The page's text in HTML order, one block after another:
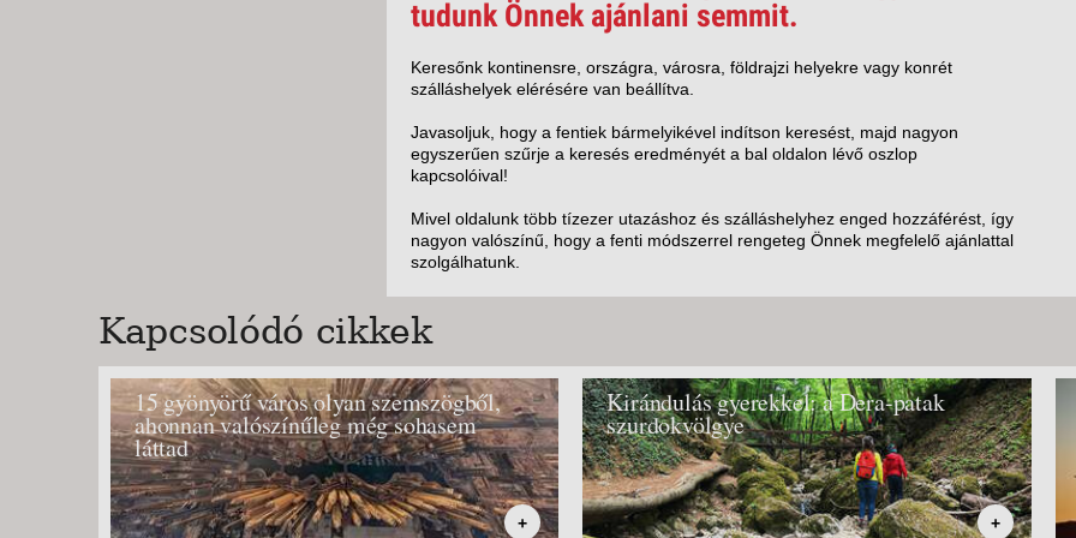
KÖZVETLEN
TENGERPARTI
SZÁLLODÁK
CSÚSZDÁVAL
BUDAVÁR TOURS
tudunk Önnek ajánlani semmit.
Keresőnk kontinensre, országra, városra, földrajzi helyekre vagy konrét
szálláshelyek elérésére van beállítva.
Javasoljuk, hogy a fentiek bármelyikével indítson keresést, majd nagyon
egyszerűen szűrje a keresés eredményét a bal oldalon lévő oszlop
kapcsolóival!
Mivel oldalunk több tízezer utazáshoz és szálláshelyhez enged hozzáférést, így
nagyon valószínű, hogy a fenti módszerrel rengeteg Önnek megfelelő ajánlattal
szolgálhatunk.
Kapcsolódó cikkek
15 gyönyörű város olyan szemszögből,
ahonnan valószínűleg még sohasem
láttad
+
Kirándulás gyerekkel: a Dera-patak
szurdokvölgye
+